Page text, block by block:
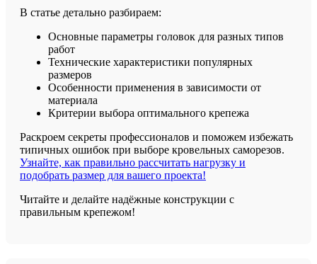
В статье детально разбираем:
Основные параметры головок для разных типов
работ
Технические характеристики популярных
размеров
Особенности применения в зависимости от
материала
Критерии выбора оптимального крепежа
Раскроем секреты профессионалов и поможем избежать
типичных ошибок при выборе кровельных саморезов.
Узнайте, как правильно рассчитать нагрузку и
подобрать размер для вашего проекта!
Читайте и делайте надёжные конструкции с
правильным крепежом!